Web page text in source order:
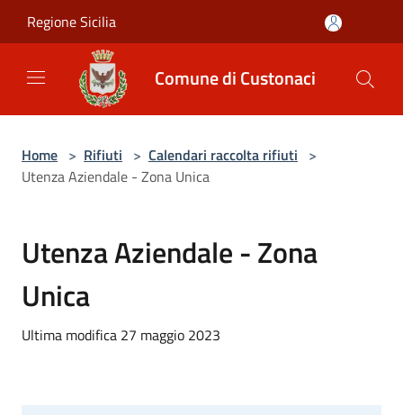
Regione Sicilia
Comune di Custonaci
Home > Rifiuti > Calendari raccolta rifiuti >
Utenza Aziendale - Zona Unica
Utenza Aziendale - Zona
Unica
Ultima modifica 27 maggio 2023